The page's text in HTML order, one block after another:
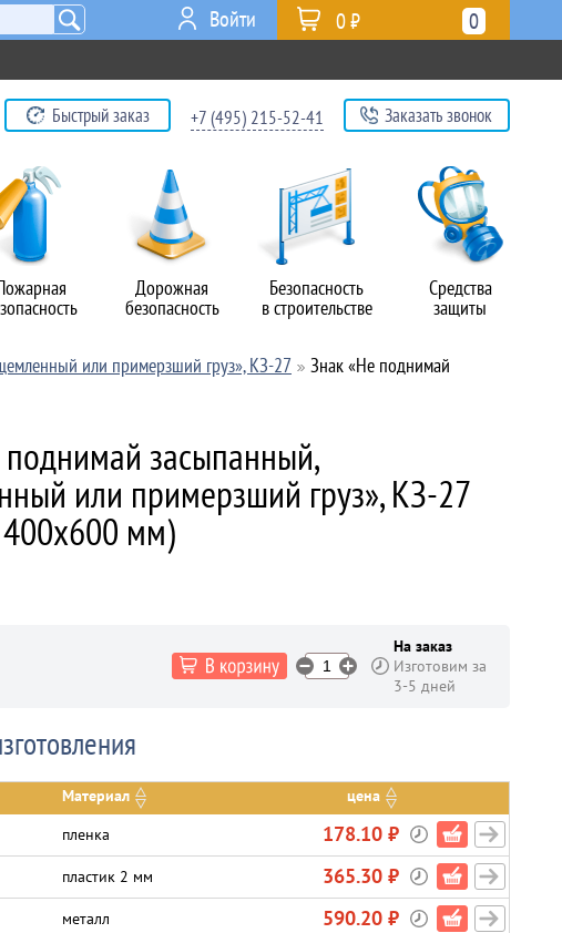
Дорожная
безопасность
Безопасность
в строительстве
Средства
защиты
0
0 ₽
Войти
Быстрый заказ +7 (495) 215-52-41 Заказать звонок
или примерзший груз», КЗ-27
Знак «Не поднимай
засыпанный,
или примерзший груз», КЗ-27
400х600 мм)
На заказ
Изготовим за
3-5 дней
Материал
цена
пленка 178.10 ₽
пластик 2 мм 365.30 ₽
металл 590.20 ₽